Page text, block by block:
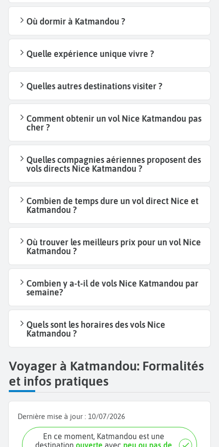
Où dormir à Katmandou ?
Quelle expérience unique vivre ?
Quelles autres destinations visiter ?
Comment obtenir un vol Nice Katmandou pas
cher ?
Quelles compagnies aériennes proposent des
vols directs Nice Katmandou ?
Combien de temps dure un vol direct Nice et
Katmandou ?
Où trouver les meilleurs prix pour un vol Nice
Katmandou ?
Combien y a-t-il de vols Nice Katmandou par
semaine?
Quels sont les horaires des vols Nice
Katmandou ?
Voyager à Katmandou: Formalités
et infos pratiques
Dernière mise à jour : 10/07/2026
En ce moment, Katmandou est une
destinationouverte avec peu ou pas de